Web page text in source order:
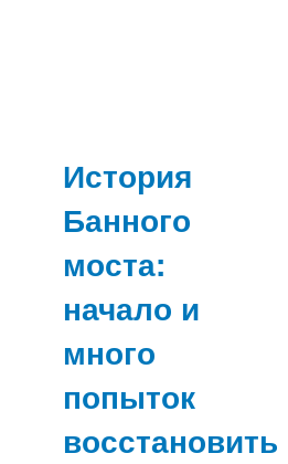
История
Банного
моста:
начало и
много
попыток
восстановить